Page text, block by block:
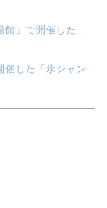
」で開催した
した「氷シャン